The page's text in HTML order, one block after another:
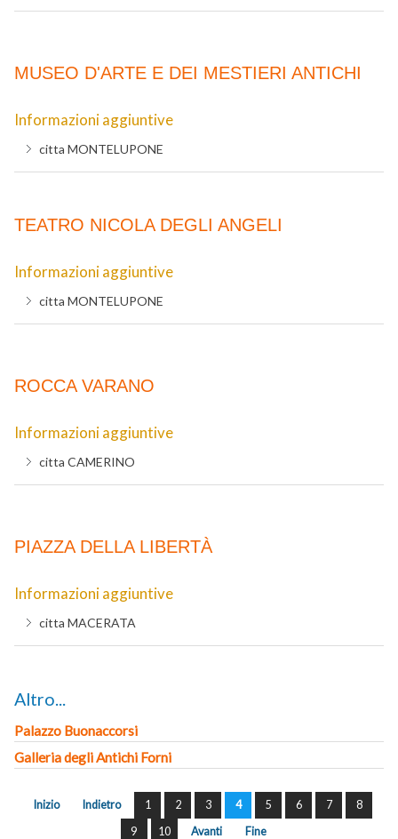
MUSEO D'ARTE E DEI MESTIERI ANTICHI
Informazioni aggiuntive
citta MONTELUPONE
TEATRO NICOLA DEGLI ANGELI
Informazioni aggiuntive
citta MONTELUPONE
ROCCA VARANO
Informazioni aggiuntive
citta CAMERINO
PIAZZA DELLA LIBERTÀ
Informazioni aggiuntive
citta MACERATA
Altro...
Palazzo Buonaccorsi
Galleria degli Antichi Forni
Inizio Indietro 1 2 3 4 5 6 7
8
9
10 Avanti Fine